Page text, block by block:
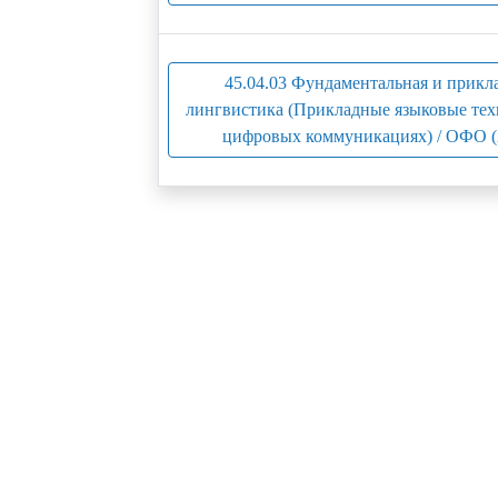
45.04.03 Фундаментальная и
лингвистика (Прикладные языковые
цифровых коммуникациях) / ОФО